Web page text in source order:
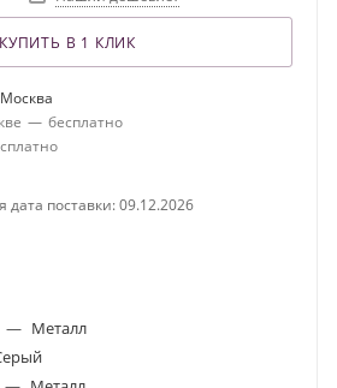
КУПИТЬ В 1 КЛИК
Москва
— бесплатно
поставки: 09.12.2026
— Металл